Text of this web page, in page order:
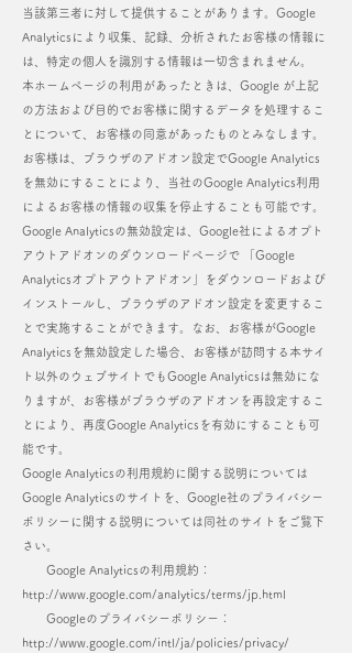
当該第三者に対して提供することがあります。Google
Analyticsにより収集、記録、分析されたお客様の情報に
は、特定の個人を識別する情報は一切含まれません。
本ホームページの利用があったときは、Google が上記
の方法および目的でお客様に関するデータを処理するこ
とについて、お客様の同意があったものとみなします。
お客様は、ブラウザのアドオン設定でGoogle Analytics
を無効にすることにより、当社のGoogle Analytics利用
によるお客様の情報の収集を停止することも可能です。
Google Analyticsの無効設定は、 Google社によるオプト
アウトアドオンのダウンロードページ で 「Google
Analyticsオプトアウトアドオン」をダウンロードおよび
インストールし、ブラウザのアドオン設定を変更するこ
とで実施することができます。なお、お客様がGoogle
Analyticsを無効設定した場合、お客様が訪問する本サイ
ト以外のウェブサイトでもGoogle Analyticsは無効にな
りますが、お客様がブラウザのアドオンを再設定するこ
とにより、再度Google Analyticsを有効にすることも可
能です。
Google Analyticsの利用規約に関する説明については
Google Analyticsのサイトを、Google社のプライバシー
ポリシーに関する説明については同社のサイトをご覧下
さい。
Google Analyticsの利用規約：
http://www.google.com/analytics/terms/jp.html
Googleのプライバシーポリシー：
http://www.google.com/intl/ja/policies/privacy/